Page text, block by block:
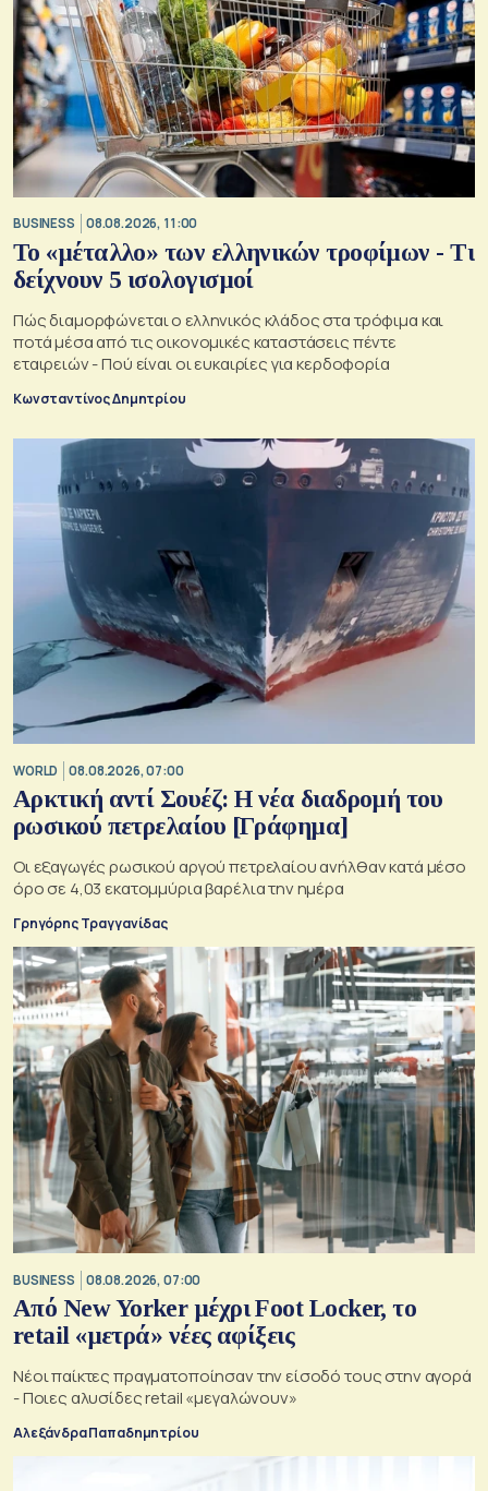
BUSINESS 08.08.2026, 11:00
Το «μέταλλο» των ελληνικών τροφίμων - Τι
δείχνουν 5 ισολογισμοί
Πώς διαμορφώνεται ο ελληνικός κλάδος στα τρόφιμα και
ποτά μέσα από τις οικονομικές καταστάσεις πέντε
εταιρειών - Πού είναι οι ευκαιρίες για κερδοφορία
Κωνσταντίνος Δημητρίου
WORLD 08.08.2026, 07:00
Αρκτική αντί Σουέζ: Η νέα διαδρομή του
ρωσικού πετρελαίου [Γράφημα]
Οι εξαγωγές ρωσικού αργού πετρελαίου ανήλθαν κατά μέσο
όρο σε 4,03 εκατομμύρια βαρέλια την ημέρα
Γρηγόρης Τραγγανίδας
BUSINESS 08.08.2026, 07:00
Από New Yorker μέχρι Foot Locker, το
retail «μετρά» νέες αφίξεις
Νέοι παίκτες πραγματοποίησαν την είσοδό τους στην αγορά
- Ποιες αλυσίδες retail «μεγαλώνουν»
Αλεξάνδρα Παπαδημητρίου